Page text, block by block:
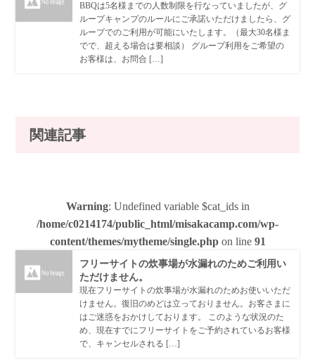
BBQは5名様までの人数制限を行なっていましたが、グ
ループキャンプのルールにご承諾いただけましたら、グ
ループでのご利用が可能にいたします。（最大30名様ま
でで、超える場合は要相談） グループ利用をご希望の
お客様は、お問合 […]
関連記事
Warning: Undefined variable $cat_ids in
/home/c0214174/public_html/misakacamp.com/wp-
content/themes/mytheme/single.phpon line 91
フリーサイトの炊事場が水漏れのためご利用い
ただけません。
現在フリーサイトの炊事場が水漏れのためお使いいただ
けません。復旧のめどは立っておりません。お客さまに
はご迷惑をおかけしております。 このような状況のた
め、現在すでにフリーサイトをご予約されているお客様
で、キャンセルされる […]